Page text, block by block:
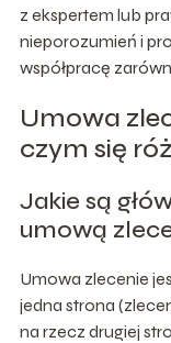
z ekspertem lub
nieporozumień i
współpracę
Umowa
czym się
Jakie są
umową
Umowa zlecenie
jedna strona
na rzecz drugiej